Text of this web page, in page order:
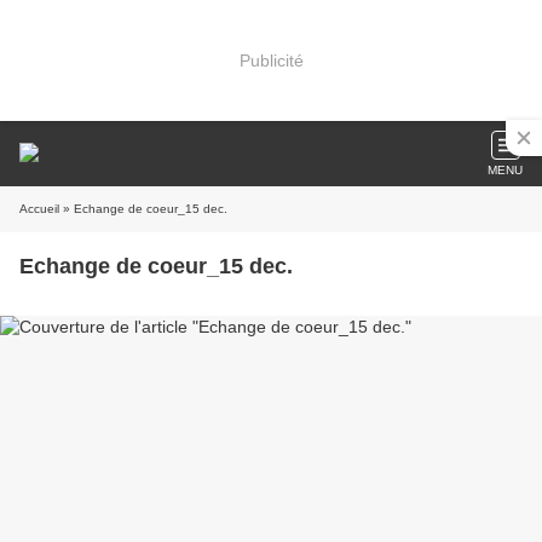
Publicité
MENU
Accueil » Echange de coeur_15 dec.
Echange de coeur_15 dec.